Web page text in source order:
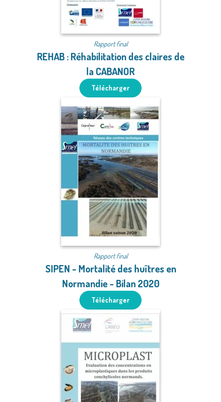
Rapport final
REHAB : Réhabilitation des claires de
la CABANOR
Télécharger
Rapport final
SIPEN - Mortalité des huîtres en
Normandie - Bilan 2020
Télécharger